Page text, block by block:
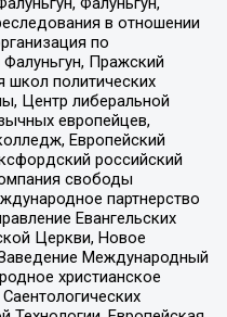
в отношении
по
Пражский
школ политических
Центр либеральной
европейцев,
Европейский
российский
свободы
партнерство
Евангельских
Церкви, Новое
Международный
христианское